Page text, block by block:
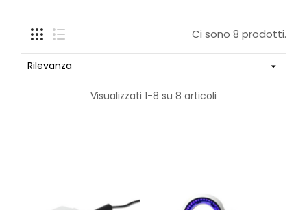
Ci sono 8 prodotti.
Rilevanza 
Visualizzati 1-8 su 8 articoli